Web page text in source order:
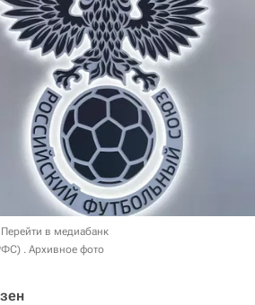
Перейти в медиабанк
. Архивное фото